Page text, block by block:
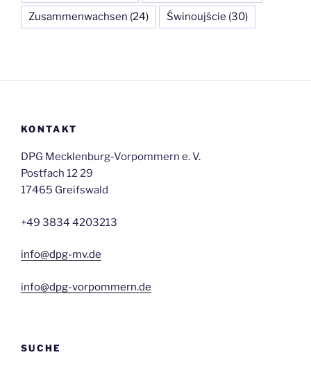
Zusammenwachsen (24) Świnoujście (30)
KONTAKT
DPG Mecklenburg-Vorpommern e. V.
Postfach 12 29
17465 Greifswald
+49 3834 4203213
info@dpg-mv.de
info@dpg-vorpommern.de
SUCHE